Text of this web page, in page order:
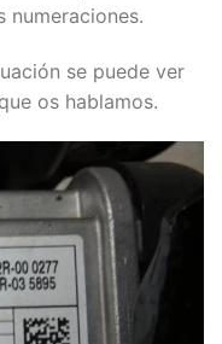
numeraciones.
se puede ver
os hablamos.